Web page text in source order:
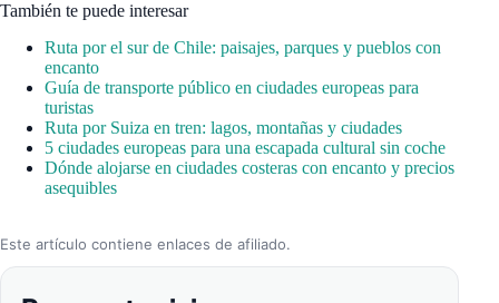
También te puede interesar
Ruta por el sur de Chile: paisajes, parques y pueblos con
encanto
Guía de transporte público en ciudades europeas para
turistas
Ruta por Suiza en tren: lagos, montañas y ciudades
5 ciudades europeas para una escapada cultural sin coche
Dónde alojarse en ciudades costeras con encanto y precios
asequibles
Este artículo contiene enlaces de afiliado.